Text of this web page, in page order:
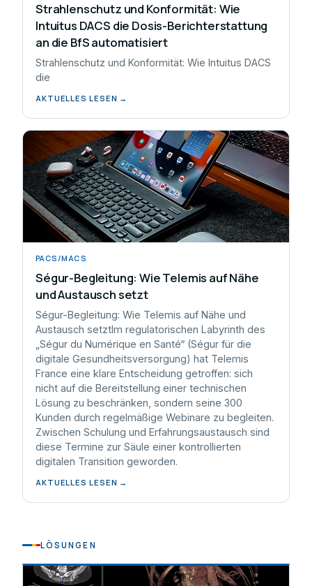
Strahlenschutz und Konformität: Wie
Intuitus DACS die Dosis-Berichterstattung
an die BfS automatisiert
Strahlenschutz und Konformität: Wie Intuitus DACS
die
AKTUELLES LESEN →
PACS/MACS
Ségur-Begleitung: Wie Telemis auf Nähe
und Austausch setzt
Ségur-Begleitung: Wie Telemis auf Nähe und
Austausch setztIm regulatorischen Labyrinth des
„Ségur du Numérique en Santé“ (Ségur für die
digitale Gesundheitsversorgung) hat Telemis
France eine klare Entscheidung getroffen: sich
nicht auf die Bereitstellung einer technischen
Lösung zu beschränken, sondern seine 300
Kunden durch regelmäßige Webinare zu begleiten.
Zwischen Schulung und Erfahrungsaustausch sind
diese Termine zur Säule einer kontrollierten
digitalen Transition geworden.
AKTUELLES LESEN →
LÖSUNGEN